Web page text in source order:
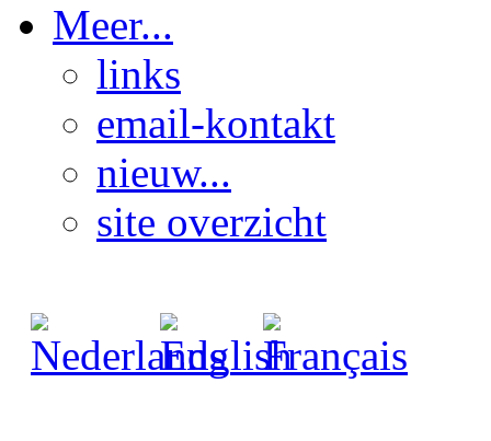
Meer...
links
email-kontakt
nieuw...
site overzicht